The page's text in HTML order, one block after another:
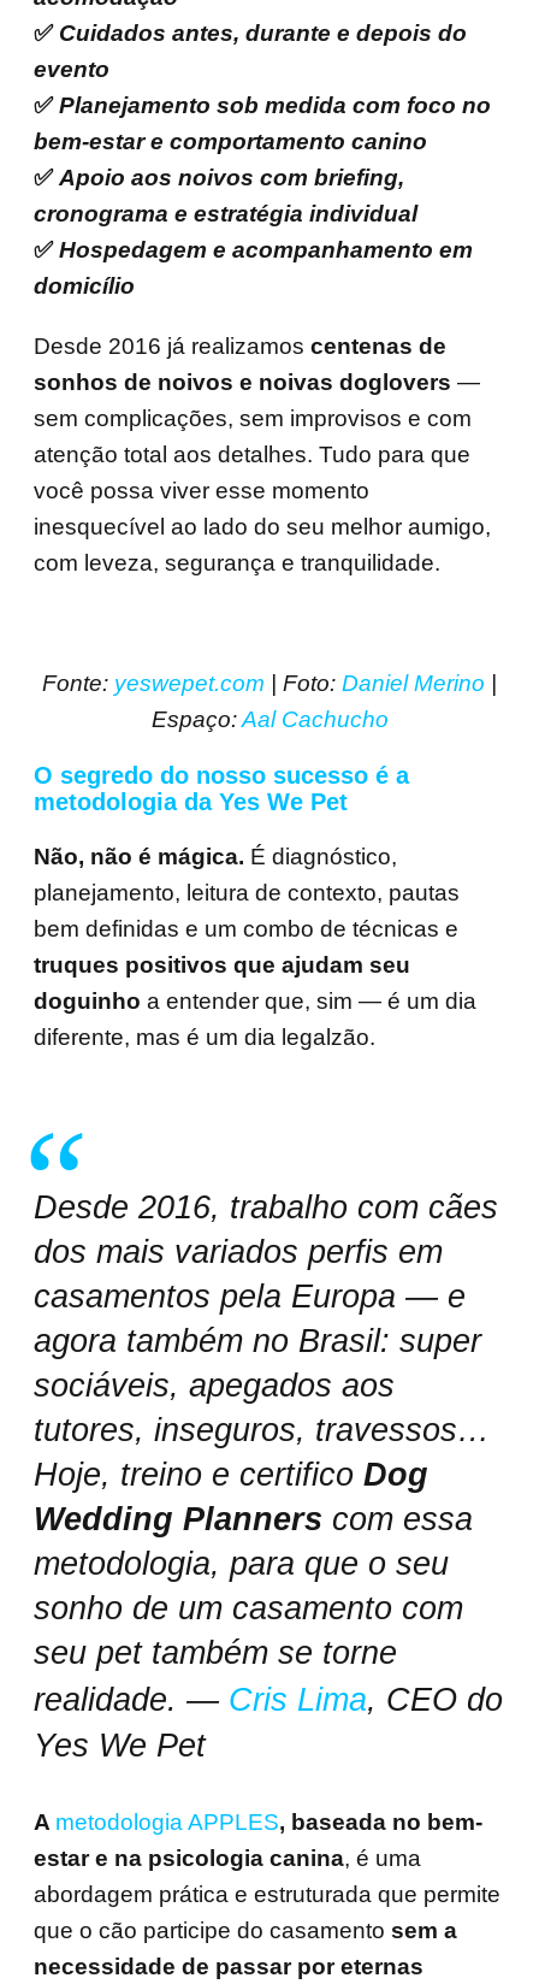
✅ Cuidados antes, durante e depois do
evento
✅Planejamento sob medida com foco no
bem-estar e comportamento canino
✅Apoio aos noivos com briefing,
cronograma e estratégia individual
✅Hospedagem e acompanhamento em
domicílio
Desde 2016 já realizamos centenas de
sonhos de noivos e noivas doglovers —
sem complicações, sem improvisos e com
atenção total aos detalhes. Tudo para que
você possa viver esse momento
inesquecível ao lado do seu melhor aumigo,
com leveza, segurança e tranquilidade.
Fonte: yeswepet.com | Foto: Daniel Merino
Espaço:Aal Cachucho
O segredo do nosso sucesso é a
metodologia da Yes We Pet
Não, não é mágica. É diagnóstico,
planejamento, leitura de contexto, pautas
bem definidas e um combo de técnicas e
truques positivos que ajudam seu
doguinho a entender que, sim — é um dia
diferente, mas é um dia legalzão.
Desde 2016, trabalho com cães
dos mais variados perfis em
casamentos pela Europa — e
agora também no Brasil: super
sociáveis, apegados aos
tutores, inseguros, travessos…
Hoje, treino e certifico Dog
Wedding Planners com essa
metodologia, para que o seu
sonho de um casamento com
seu pet também se torne
realidade. — Cris Lima, CEO do
Yes We Pet
A metodologia APPLES, baseada no bem-
estar e na psicologia canina, é uma
abordagem prática e estruturada que permite
que o cão participe do casamento sem a
necessidade de passar por eternas